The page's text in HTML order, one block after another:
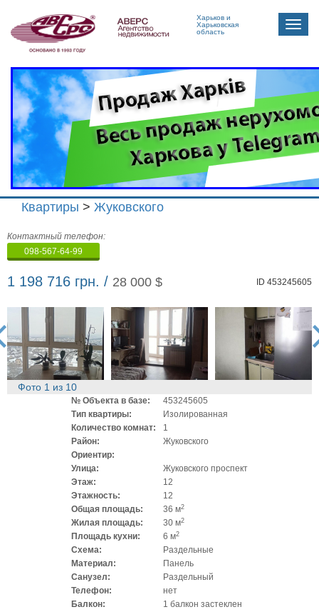
Харьков и
Харьковская
область
Toggle
Квартиры > Жуковского
Агенство
недвижимости
"Аверс"
Контактный телефон:
098-567-64-99
1 198 716 грн. / 28 000 $ ID 453245605
Фото 1 из 10
№ Объекта в базе:
453245605
Тип квартиры:
Изолированная
Количество комнат:
1
Район:
Жуковского
Ориентир:
Улица:
Жуковского проспект
Этаж:
12
Этажность:
12
Общая площадь:
36 м2
Жилая площадь: 30 м2
Площадь кухни: 6 м2
Схема:
Раздельные
Материал:
Панель
Санузел:
Раздельный
Телефон:
нет
Балкон:
1 балкон застеклен